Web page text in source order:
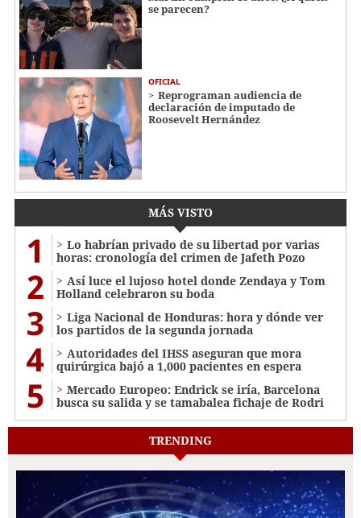
se parecen?
OFICIAL
Reprograman audiencia de
declaración de imputado de
Roosevelt Hernández
MÁS VISTO
1
Lo habrían privado de su libertad por varias
horas: cronología del crimen de Jafeth Pozo
2
Así luce el lujoso hotel donde Zendaya y Tom
Holland celebraron su boda
3
Liga Nacional de Honduras: hora y dónde ver
los partidos de la segunda jornada
4
Autoridades del IHSS aseguran que mora
quirúrgica bajó a 1,000 pacientes en espera
5
Mercado Europeo: Endrick se iría, Barcelona
busca su salida y se tamabalea fichaje de Rodri
TRENDING